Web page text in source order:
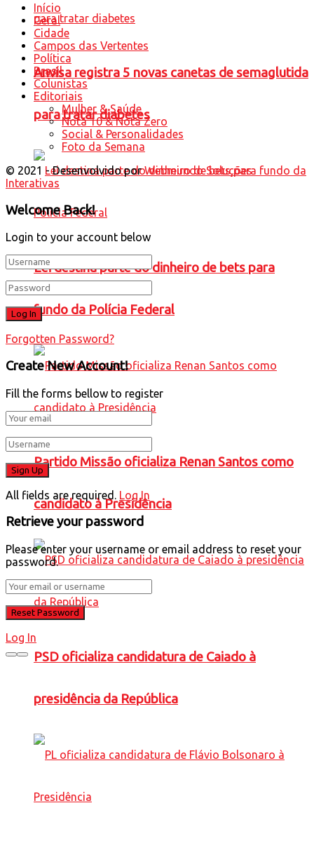
Anvisa registra 5 novas canetas de semaglutida
para tratar diabetes
Lei destina parte do dinheiro de bets para
fundo da Polícia Federal
Partido Missão oficializa Renan Santos como
candidato à Presidência
PSD oficializa candidatura de Caiado à
presidência da República
Início
Geral
Cidade
Campos das Vertentes
Política
Brasil
Colunistas
Editoriais
Mulher & Saúde
Nota 10 & Nota Zero
Social & Personalidades
Foto da Semana
© 2021 - Desenvolvido porWebmundo Soluções
Interativas
Welcome Back!
Login to your account below
Forgotten Password?
Create New Account!
Fill the forms bellow to register
All fields are required. Log In
Retrieve your password
Please enter your username or email address to reset your
password.
Log In